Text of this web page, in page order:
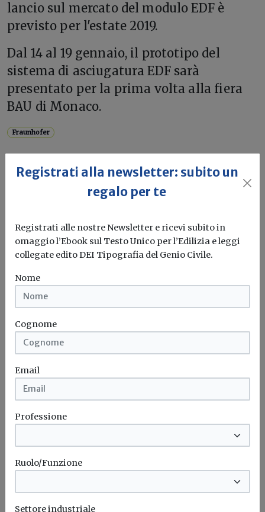
lancio sul mercato del modulo EDF è
previsto per l'estate 2019.
Dal 14 al 19 gennaio, il prototipo del
sistema di asciugatura EDF sarà
presentato per la prima volta alla fiera
BAU di Monaco.
Fraunhofer
Idrogeno verde, una soluzione per
l'energia del futuro. Ma oggi è ancora
troppo caro
momento...Leggi
Bonus elettrodomestici green,
Registrati alla newsletter: subito un
regalo per te
Registrati alle nostre Newsletter e ricevi subito in
omaggio l’Ebook sul Testo Unico per l’Edilizia e leggi
collegate edito DEI Tipografia del Genio Civile.
Nome
Cognome
Email
Professione
Ruolo/Funzione
Settore industriale